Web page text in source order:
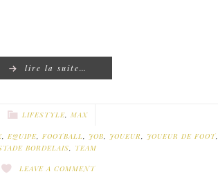
lire la suite…
LIFESTYLE, MAX
, EQUIPE, FOOTBALL, JOB, JOUEUR, JOUEUR DE FOOT,
BORDELAIS, TEAM
LEAVE A COMMENT